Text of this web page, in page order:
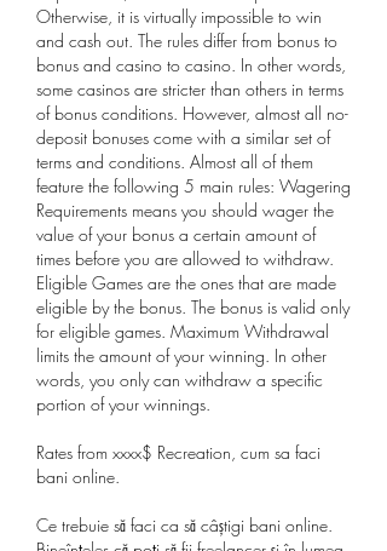
Otherwise, it is virtually impossible to win
and cash out. The rules differ from bonus to
bonus and casino to casino. In other words,
some casinos are stricter than others in terms
of bonus conditions. However, almost all no-
deposit bonuses come with a similar set of
terms and conditions. Almost all of them
feature the following 5 main rules: Wagering
Requirements means you should wager the
value of your bonus a certain amount of
times before you are allowed to withdraw.
Eligible Games are the ones that are made
eligible by the bonus. The bonus is valid only
for eligible games. Maximum Withdrawal
limits the amount of your winning. In other
words, you only can withdraw a specific
portion of your winnings.
Rates from xxxx$ Recreation, cum sa faci
bani online.
Ce trebuie să faci ca să câștigi bani online.